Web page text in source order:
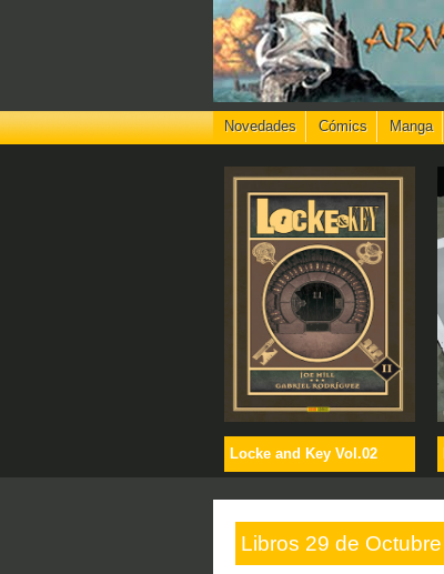
Novedades Cómics Manga
Locke and Key Vol.02
Libros 29 de Octubre